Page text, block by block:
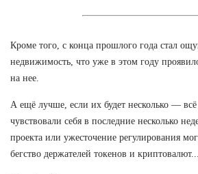
Кроме того, с конца прошлого года стал
недвижимость, что уже в этом году
на нее.
А ещё лучше, если их будет несколько —
чувствовали себя в последние несколько
проекта или ужесточение регулирования
бегство держателей токенов и криптовалют...